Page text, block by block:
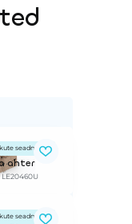
seadmed
ahter
seadmed